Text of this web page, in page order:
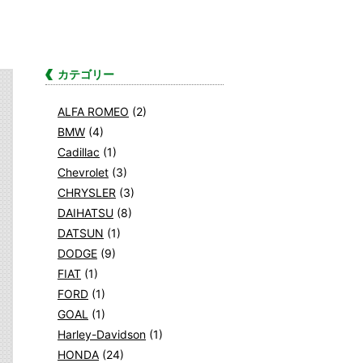
カテゴリー
ALFA ROMEO (2)
BMW (4)
Cadillac (1)
Chevrolet (3)
CHRYSLER (3)
DAIHATSU (8)
DATSUN (1)
DODGE (9)
FIAT (1)
FORD (1)
GOAL (1)
Harley-Davidson (1)
HONDA (24)